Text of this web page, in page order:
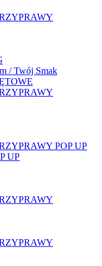
/ Twój Smak
POP UP
UP